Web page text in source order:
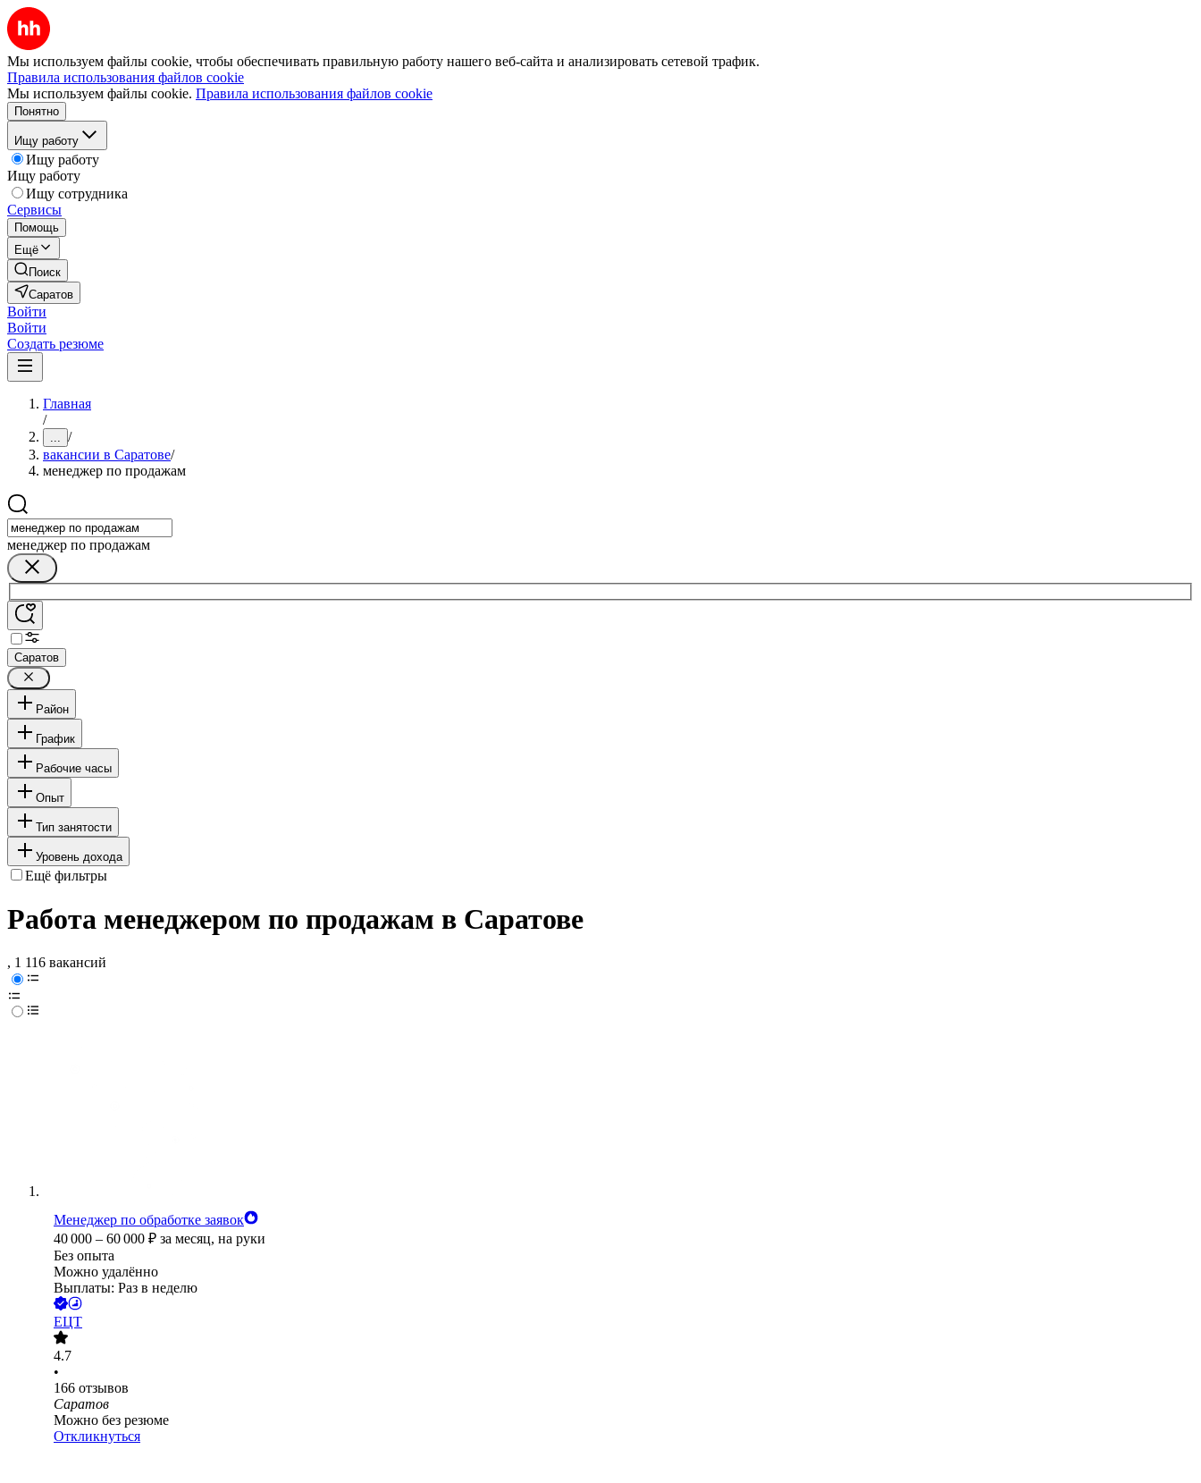
Мы используем файлы cookie, чтобы обеспечивать правильную работу нашего веб-сайта и анализировать сетевой трафик.
Правила использования файлов cookie
Мы используем файлы cookie. Правила использования файлов cookie
Понятно
Ищу работу
Ищу работу
Ищу работу
Ищу сотрудника
Сервисы
Помощь
Ещё
Поиск
Саратов
Войти
Войти
Создать резюме
Главная
/
... /
вакансии в Саратове/
менеджер по продажам
менеджер по продажам
Саратов
Район
График
Рабочие часы
Опыт
Тип занятости
Уровень дохода
Ещё фильтры
Работа менеджером по продажам в Саратове
, 1 116 вакансий
Менеджер по обработке заявок
40 000 – 60 000 ₽ за месяц, на руки
Без опыта
Можно удалённо
Выплаты: Раз в неделю
ЕЦТ
4.7
•
166 отзывов
Саратов
Можно без резюме
Откликнуться